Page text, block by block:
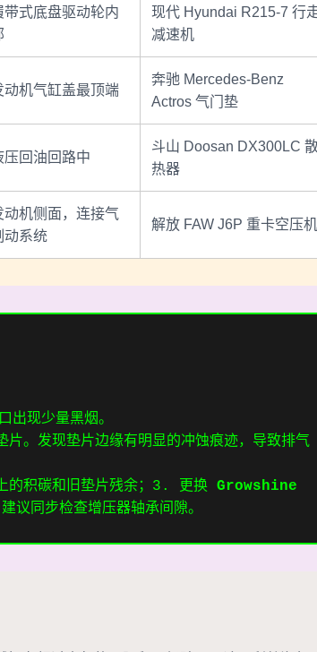
带式底盘驱动轮内
现代 Hyundai R215-7 行
减速机
动机气缸盖最顶端
奔驰 Mercedes-Benz
Actros 气门垫
压回油回路中
斗山 Doosan DX300LC
热器
动机侧面，连接气
动系统
解放 FAW J6P 重卡空压机
出现少量黑烟。
片。发现垫片边缘有明显的冲蚀痕迹，导致排气
积碳和旧垫片残余；3. 更换 Growshine
议同步检查增压器轴承间隙。